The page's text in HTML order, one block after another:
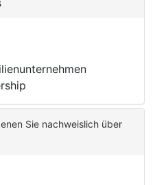
Sie nachweislich über